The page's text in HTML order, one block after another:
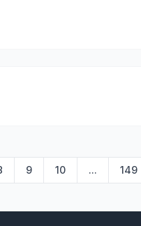
9 10 ... 149